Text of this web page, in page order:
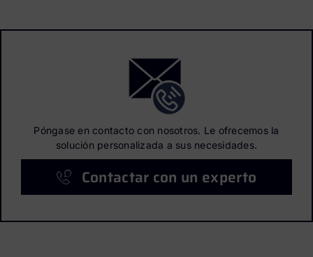
Póngase en contacto con nosotros. Le ofrecemos la
solución personalizada a sus necesidades.
Contactar con un experto